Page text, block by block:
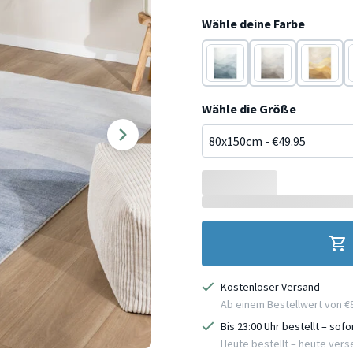
Wähle deine Farbe
Creme Taupe Gelb
Wähle die Größe
Kostenloser Versand
Ab einem Bestellwert von
Bis 23:00 Uhr bestellt –
Heute bestellt – heute